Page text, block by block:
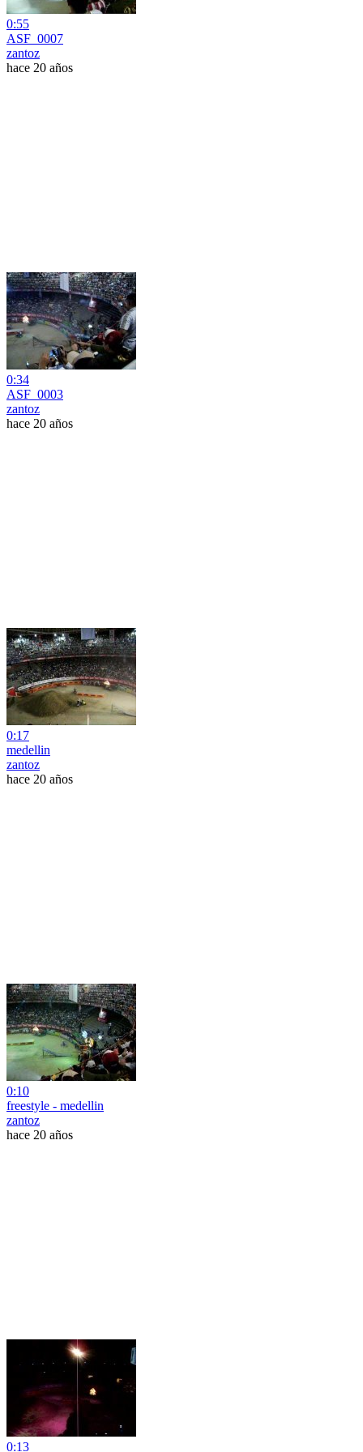
0:55
ASF_0007
zantoz
hace 20 años
0:34
ASF_0003
zantoz
hace 20 años
0:17
medellin
zantoz
hace 20 años
0:10
freestyle - medellin
zantoz
hace 20 años
0:13